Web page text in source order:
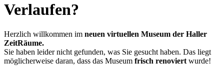
Verlaufen?
Herzlich willkommen im neuen virtuellen Museum der Haller
ZeitRäume.
Sie haben leider nicht gefunden, was Sie gesucht haben. Das liegt
möglicherweise daran, dass das Museum frisch renoviert wurde!